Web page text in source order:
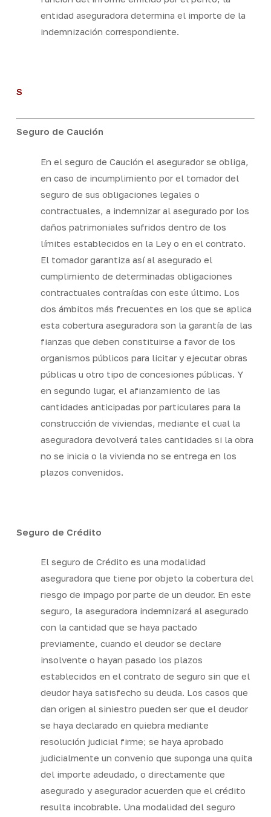
entidad aseguradora determina el importe de la
indemnización correspondiente.
S
Seguro de Caución
En el seguro de Caución el asegurador se obliga,
en caso de incumplimiento por el tomador del
seguro de sus obligaciones legales o
contractuales, a indemnizar al asegurado por los
daños patrimoniales sufridos dentro de los
límites establecidos en la Ley o en el contrato.
El tomador garantiza así al asegurado el
cumplimiento de determinadas obligaciones
contractuales contraídas con este último. Los
dos ámbitos más frecuentes en los que se aplica
esta cobertura aseguradora son la garantía de las
fianzas que deben constituirse a favor de los
organismos públicos para licitar y ejecutar obras
públicas u otro tipo de concesiones públicas. Y
en segundo lugar, el afianzamiento de las
cantidades anticipadas por particulares para la
construcción de viviendas, mediante el cual la
aseguradora devolverá tales cantidades si la obra
no se inicia o la vivienda no se entrega en los
plazos convenidos.
Seguro de Crédito
El seguro de Crédito es una modalidad
aseguradora que tiene por objeto la cobertura del
riesgo de impago por parte de un deudor. En este
seguro, la aseguradora indemnizará al asegurado
con la cantidad que se haya pactado
previamente, cuando el deudor se declare
insolvente o hayan pasado los plazos
establecidos en el contrato de seguro sin que el
deudor haya satisfecho su deuda. Los casos que
dan origen al siniestro pueden ser que el deudor
se haya declarado en quiebra mediante
resolución judicial firme; se haya aprobado
judicialmente un convenio que suponga una quita
del importe adeudado, o directamente que
asegurado y asegurador acuerden que el crédito
resulta incobrable. Una modalidad del seguro